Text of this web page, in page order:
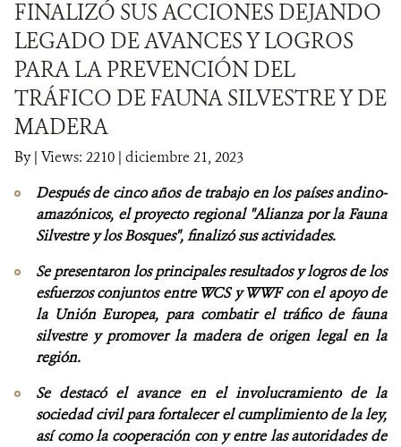
NOTICIAS
WCS VISUAL
ALIADOS Y ALIANZAS
COBERTURA EN MEDIOS DE COMUNICACIÓN
INFORME ANUAL WCS
MECANISMO DE ATENCIÓN DE QUEJAS Y RECLAMOS
DONA
FINALIZÓ SUS ACCIONES DEJANDO
LEGADO DE AVANCES Y LOGROS
PARA LA PREVENCIÓN DEL
TRÁFICO DE FAUNA SILVESTRE Y DE
MADERA
By| Views: 2210 | diciembre 21, 2023
Después de cinco años de trabajo en los países andino-
amazónicos, el proyecto regional "Alianza por la Fauna
Silvestre y los Bosques", finalizó sus actividades.
Se presentaron los principales resultados y logros de los
esfuerzos conjuntos entre WCS y WWF con el apoyo de
la Unión Europea, para combatir el tráfico de fauna
silvestre y promover la madera de origen legal en la
región.
Se destacó el avance en el involucramiento de la
sociedad civil para fortalecer el cumplimiento de la ley,
así como la cooperación con y entre las autoridades de